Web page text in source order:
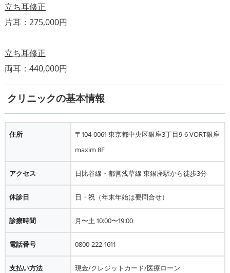
立ち耳修正
片耳：275,000円
立ち耳修正
クリニックの基本情報
住所
〒104-0061 東京都中央区銀座3丁目9-6 VORT銀座
maxim 8F
アクセス 日比谷線・都営浅草線 東銀座駅から徒歩3分
休診日 日・祝（年末年始は要問合せ）
診療時間 月〜土 10:00〜19:00
電話番号 0800-222-1611
支払い方法 現金/クレジットカード/医療ローン